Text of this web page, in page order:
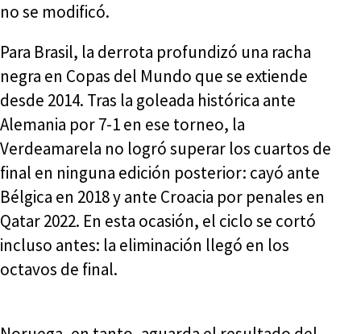
no se modificó.
Para Brasil, la derrota profundizó una racha
negra en Copas del Mundo que se extiende
desde 2014. Tras la goleada histórica ante
Alemania por 7-1 en ese torneo, la
Verdeamarela no logró superar los cuartos de
final en ninguna edición posterior: cayó ante
Bélgica en 2018 y ante Croacia por penales en
Qatar 2022. En esta ocasión, el ciclo se cortó
incluso antes: la eliminación llegó en los
octavos de final.